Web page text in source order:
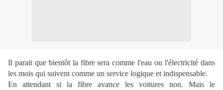
Il parait que bientôt la fibre sera comme l'eau ou l'électricité dans
les mois qui suivent comme un service logique et indispensable.
En attendant si la fibre avance les voitures non. Mais le